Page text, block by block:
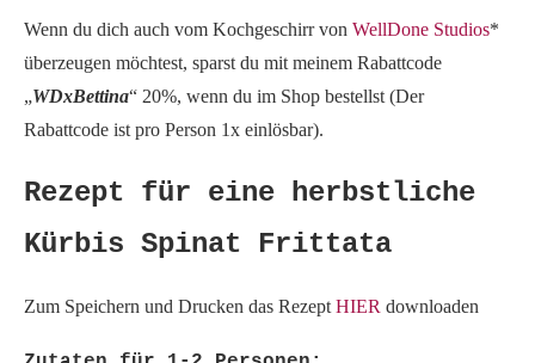
Wenn du dich auch vom Kochgeschirr von WellDone Studios*
überzeugen möchtest, sparst du mit meinem Rabattcode
„WDxBettina“ 20%, wenn du im Shop bestellst (Der
Rabattcode ist pro Person 1x einlösbar).
Rezept für eine herbstliche
Kürbis Spinat Frittata
Zum Speichern und Drucken das Rezept HIER downloaden